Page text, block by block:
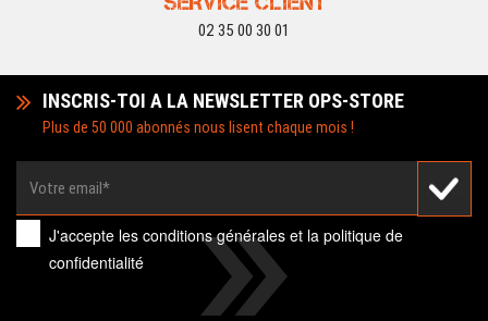
02 35 00 30 01
INSCRIS-TOI A LA NEWSLETTER OPS-STORE
Plus de 50 000 abonnés nous lisent chaque mois !
J'accepte lesconditions générales et lapolitique de
confidentialité